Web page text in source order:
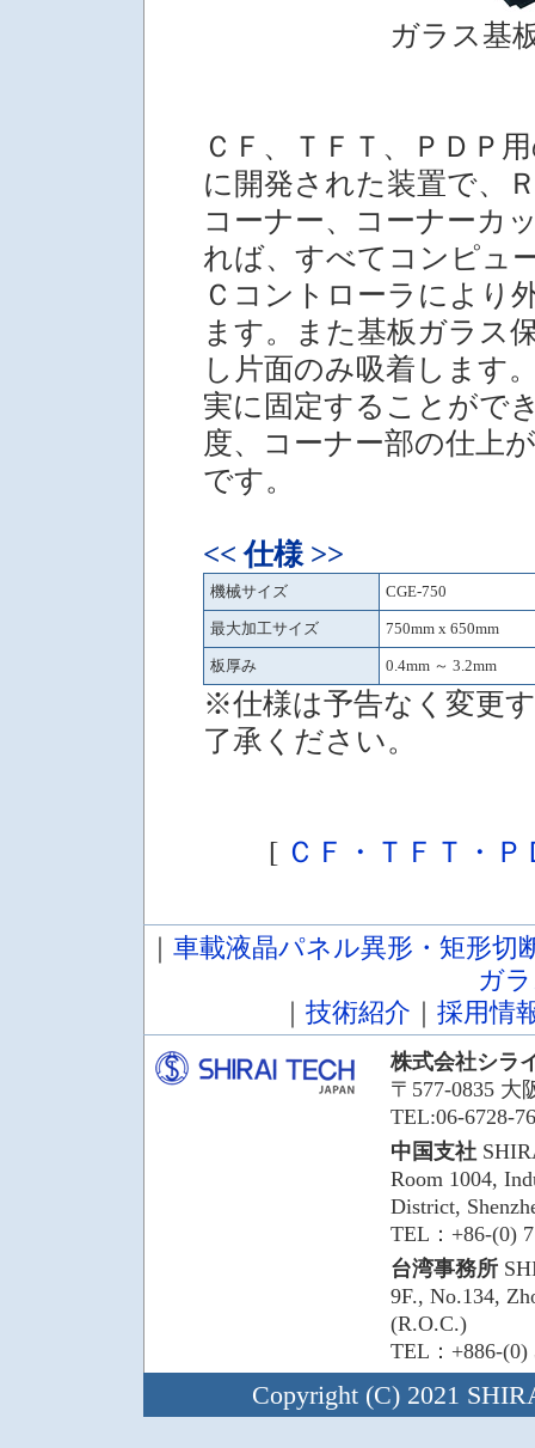
ガラス基
ＣＦ、ＴＦＴ、ＰＤＰ
に開発された装置で、
コーナー、コーナーカ
れば、すべてコンピュ
Ｃコントローラにより
ます。また基板ガラス
し片面のみ吸着します
実に固定することがで
度、コーナー部の仕上
です。
<< 仕様 >>
機械サイズ CGE-750
最大加工サイズ 750mm x 650mm
板厚み 0.4mm ～ 3.2mm
※仕様は予告なく変更
了承ください。
[ ＣＦ・ＴＦＴ・
｜ 車載液晶パネル異形・矩形切
ガ
｜ 技術紹介 ｜ 採用情
株式会社シラ
〒577-0835 大
TEL:06-6728-
中国支社
Room 1004,
District,
TEL：+86-(0)
台湾事務所
9F., No.134,
(R.O.C.)
TEL：+886-
Copyright (C) 2021